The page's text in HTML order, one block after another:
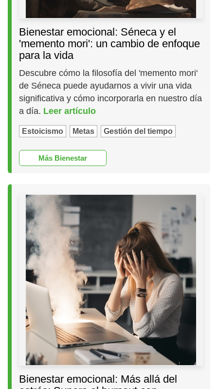
Bienestar emocional: Séneca y el
'memento mori': un cambio de enfoque
para la vida
Descubre cómo la filosofía del 'memento mori'
de Séneca puede ayudarnos a vivir una vida
significativa y cómo incorporarla en nuestro día
a día. Leer artículo
Estoicismo Metas Gestión del tiempo
Más Bienestar
Bienestar emocional: Más allá del